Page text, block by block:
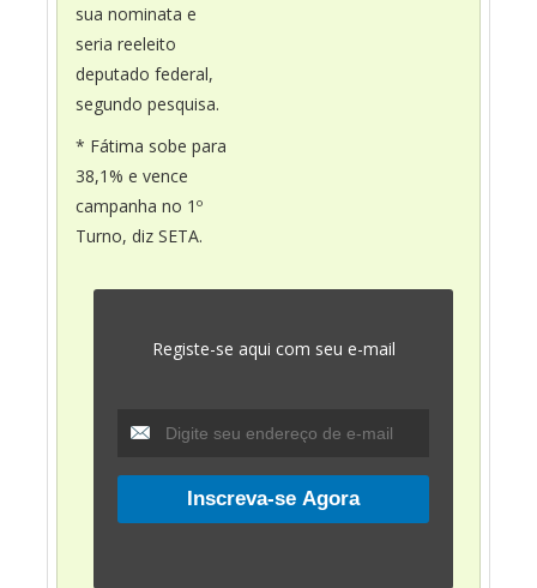
sua nominata e
seria reeleito
deputado federal,
segundo pesquisa.
* Fátima sobe para
38,1% e vence
campanha no 1º
Turno, diz SETA.
Registe-se aqui com seu e-mail